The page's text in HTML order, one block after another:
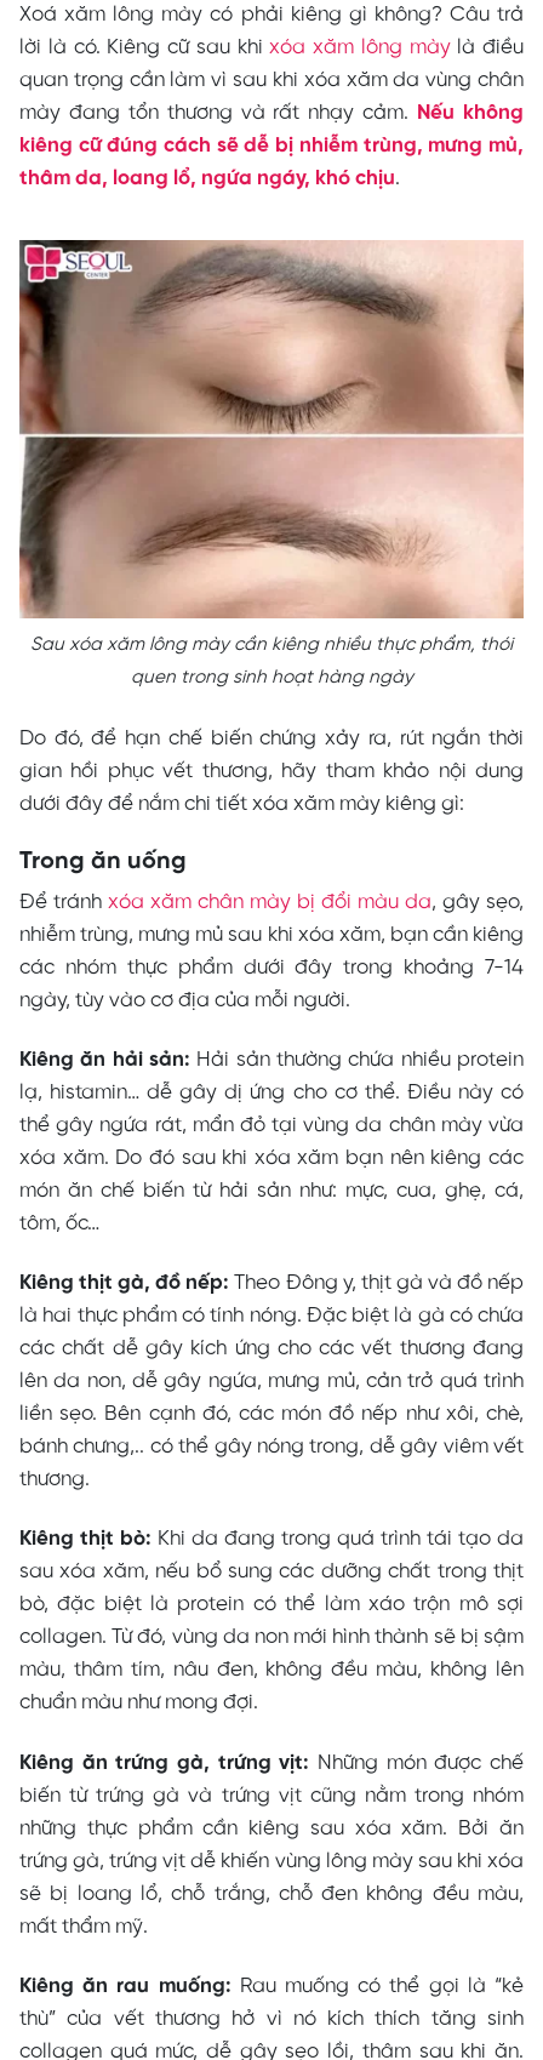
Xoá xăm lông mày có phải kiêng gì không? Câu trả
lời là có. Kiêng cữ sau khixóa xăm lông màylà điều
quan trọng cần làm vì sau khi xóa xăm da vùng chân
mày đang tổn thương và rất nhạy cảm.
Nếu không
kiêng cữ đúng cách sẽ dễ bị nhiễm trùng, mưng mủ,
thâm da, loang lổ, ngứa ngáy, khó chịu.
Sau xóa xăm lông mày cần kiêng nhiều thực phẩm, thói
quen trong sinh hoạt hàng ngày
Do đó, để hạn chế biến chứng xảy ra, rút ngắn thời
gian hồi phục vết thương, hãy tham khảo nội dung
dưới đây để nắm chi tiết xóa xăm mày kiêng gì:
Trong ăn uống
Để tránh xóa xăm chân mày bị đổi màu da, gây sẹo,
nhiễm trùng, mưng mủ sau khi xóa xăm, bạn cần kiêng
các nhóm thực phẩm dưới đây trong khoảng 7-14
ngày, tùy vào cơ địa của mỗi người.
Kiêng ăn hải sản: Hải sản thường chứa nhiều protein
lạ, histamin… dễ gây dị ứng cho cơ thể. Điều này có
thể gây ngứa rát, mẩn đỏ tại vùng da chân mày vừa
xóa xăm. Do đó sau khi xóa xăm bạn nên kiêng các
món ăn chế biến từ hải sản như: mực, cua, ghẹ, cá,
tôm, ốc…
Kiêng thịt gà, đồ nếp: Theo Đông y, thịt gà và đồ nếp
là hai thực phẩm có tính nóng. Đặc biệt là gà có chứa
các chất dễ gây kích ứng cho các vết thương đang
lên da non, dễ gây ngứa, mưng mủ, cản trở quá trình
liền sẹo. Bên cạnh đó, các món đồ nếp như xôi, chè,
bánh chưng,.. có thể gây nóng trong, dễ gây viêm vết
thương.
Kiêng thịt bò: Khi da đang trong quá trình tái tạo da
sau xóa xăm, nếu bổ sung các dưỡng chất trong thịt
bò, đặc biệt là protein có thể làm xáo trộn mô sợi
collagen. Từ đó, vùng da non mới hình thành sẽ bị sậm
màu, thâm tím, nâu đen, không đều màu, không lên
chuẩn màu như mong đợi.
Kiêng ăn trứng gà, trứng vịt: Những món được chế
biến từ trứng gà và trứng vịt cũng nằm trong nhóm
những thực phẩm cần kiêng sau xóa xăm. Bởi ăn
trứng gà, trứng vịt dễ khiến vùng lông mày sau khi xóa
sẽ bị loang lổ, chỗ trắng, chỗ đen không đều màu,
mất thẩm mỹ.
Kiêng ăn rau muống: Rau muống có thể gọi là “kẻ
thù” của vết thương hở vì nó kích thích tăng sinh
collagen quá mức, dễ gây sẹo lồi, thâm sau khi ăn.